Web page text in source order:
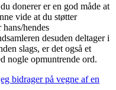
donerer er en god måde at
vide at du støtter
hendes
desuden deltager i
slags, er det også et
nogle opmuntrende ord.
bidrager på vegne af en